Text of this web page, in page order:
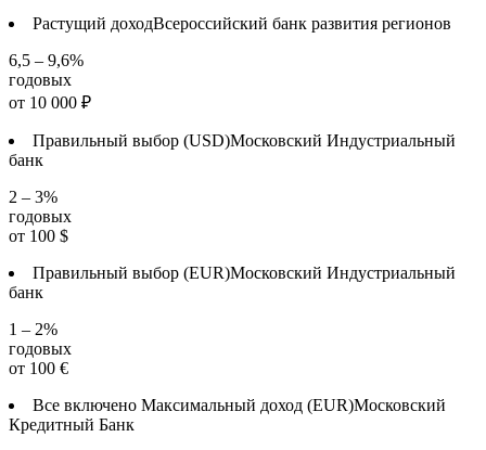
Растущий доходВсероссийский банк развития регионов
6,5 – 9,6%
годовых
от 10 000 ₽
Правильный выбор (USD)Московский Индустриальный
банк
2 – 3%
годовых
от 100 $
Правильный выбор (EUR)Московский Индустриальный
банк
1 – 2%
годовых
от 100 €
Все включено Максимальный доход (EUR)Московский
Кредитный Банк